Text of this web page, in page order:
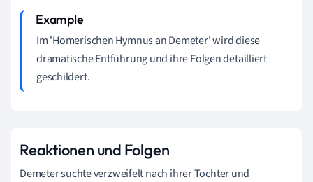
Im 'Homerischen Hymnus an Demeter' wird diese
dramatische Entführung und ihre Folgen detailliert
geschildert.
Reaktionen und Folgen
Demeter suchte verzweifelt nach ihrer Tochter und